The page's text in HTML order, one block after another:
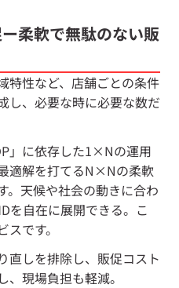
柔軟で無駄のない販
特性など、店舗ごとの条件
し、必要な時に必要な数だ
」に依存した1×Nの運用
適解を打てるN×Nの柔軟
。天候や社会の動きに合わ
を自在に展開できる。こ
です。
直しを排除し、販促コスト
現場負担も軽減。